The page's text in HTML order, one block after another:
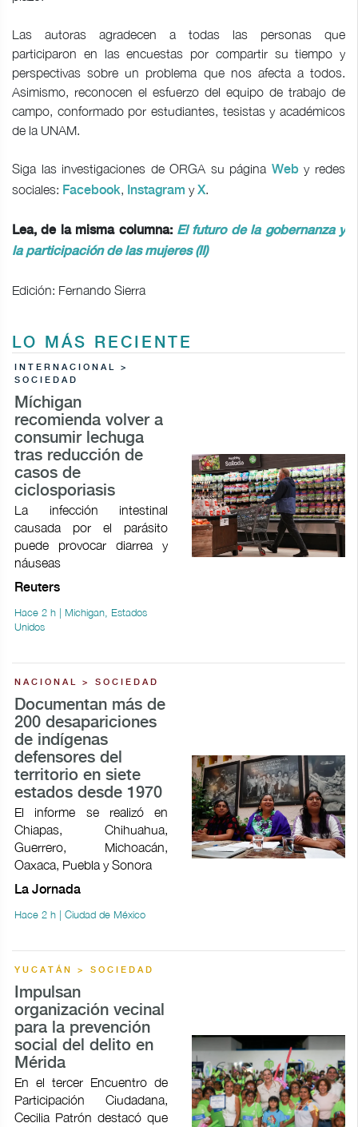
Las autoras agradecen a todas las personas que
participaron en las encuestas por compartir su tiempo y
perspectivas sobre un problema que nos afecta a todos.
Asimismo, reconocen el esfuerzo del equipo de trabajo de
campo, conformado por estudiantes, tesistas y académicos
de la UNAM.
Siga las investigaciones de ORGA su página Weby redes
sociales: Facebook, Instagram yX.
Lea, de la misma columna: El futuro de la gobernanza y
la participación de las mujeres (II)
Edición: Fernando Sierra
LO MÁS RECIENTE
INTERNACIONAL >
SOCIEDAD
Míchigan
recomienda volver a
consumir lechuga
tras reducción de
casos de
ciclosporiasis
La infección intestinal
causada por el parásito
puede provocar ​diarrea y
náuseas
Reuters
Hace 2 h | Michigan, Estados
Unidos
NACIONAL > SOCIEDAD
Documentan más de
200 desapariciones
de indígenas
defensores del
territorio en siete
estados desde 1970
El informe se realizó en
Chiapas, Chihuahua,
Guerrero, Michoacán,
Oaxaca, Puebla y Sonora
La Jornada
Hace 2 h | Ciudad de México
YUCATÁN > SOCIEDAD
Impulsan
organización vecinal
para la prevención
social del delito en
Mérida
En el tercer Encuentro de
Participación Ciudadana,
Cecilia Patrón destacó que